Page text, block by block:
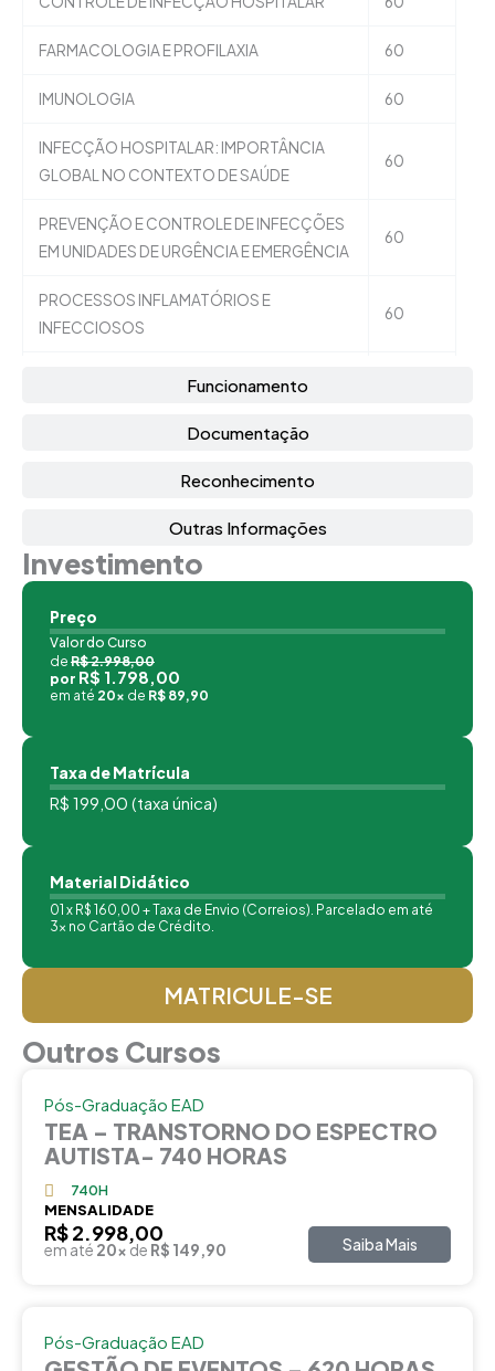
Funcionamento
Documentação
Reconhecimento
Outras Informações
FARMACOLOGIA E PROFILAXIA 60
IMUNOLOGIA 60
INFECÇÃO HOSPITALAR: IMPORTÂNCIA
GLOBAL NO CONTEXTO DE SAÚDE
60
PREVENÇÃO E CONTROLE DE INFECÇÕES
EM UNIDADES DE URGÊNCIA E EMERGÊNCIA
60
PROCESSOS INFLAMATÓRIOS E
INFECCIOSOS
60
VIGILÂNCIA SANITÁRIA
O FARMACÊUTICO E O CONTROLE DE
METODOLOGIA DA PESQUISA CIENTÍFICA 60
SAÚDE DO TRABALHADOR 30
ENFERMAGEM EM CENTRAL DE MATERIAL E
ESTERILIZAÇÃO
Investimento
Preço
Valor do Curso
de R$ 2.998,00
por R$ 1.798,00
em até 20x de R$ 89,90
Taxa de Matrícula
R$ 199,00 (taxa única)
Material Didático
01 x R$ 160,00 + Taxa de Envio (Correios). Parcelado em até
3x no Cartão de Crédito.
MATRICULE-SE
Outros Cursos
Pós-Graduação EAD
TEA – TRANSTORNO DO ESPECTRO
AUTISTA- 740 HORAS
740H
MENSALIDADE
R$ 2.998,00
em até 20xde R$ 149,90 Saiba Mais
Pós-Graduação EAD